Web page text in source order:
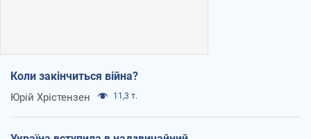
Коли закінчиться війна?
Юрій Хрістензен 11,3 т.